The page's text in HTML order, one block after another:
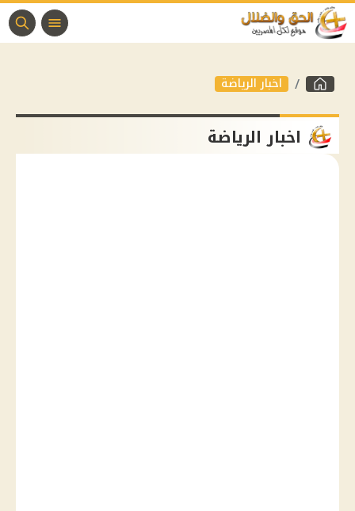
اخبار الرياضة
اخبار الرياضة